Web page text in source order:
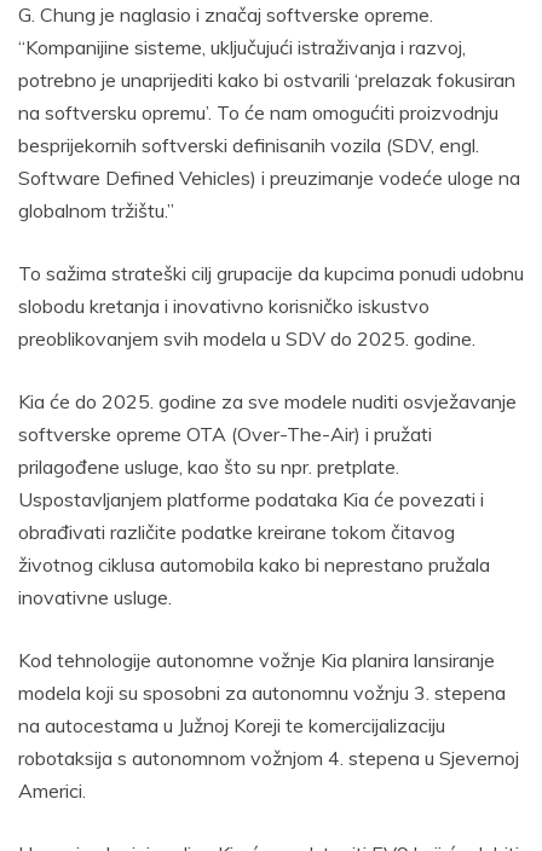
G. Chung je naglasio i značaj softverske opreme.
“Kompanijine sisteme, uključujući istraživanja i razvoj,
potrebno je unaprijediti kako bi ostvarili ‘prelazak fokusiran
na softversku opremu’. To će nam omogućiti proizvodnju
besprijekornih softverski definisanih vozila (SDV, engl.
Software Defined Vehicles) i preuzimanje vodeće uloge na
globalnom tržištu.”
To sažima strateški cilj grupacije da kupcima ponudi udobnu
slobodu kretanja i inovativno korisničko iskustvo
preoblikovanjem svih modela u SDV do 2025. godine.
Kia će do 2025. godine za sve modele nuditi osvježavanje
softverske opreme OTA (Over-The-Air) i pružati
prilagođene usluge, kao što su npr. pretplate.
Uspostavljanjem platforme podataka Kia će povezati i
obrađivati različite podatke kreirane tokom čitavog
životnog ciklusa automobila kako bi neprestano pružala
inovativne usluge.
Kod tehnologije autonomne vožnje Kia planira lansiranje
modela koji su sposobni za autonomnu vožnju 3. stepena
na autocestama u Južnoj Koreji te komercijalizaciju
robotaksija s autonomnom vožnjom 4. stepena u Sjevernoj
Americi.